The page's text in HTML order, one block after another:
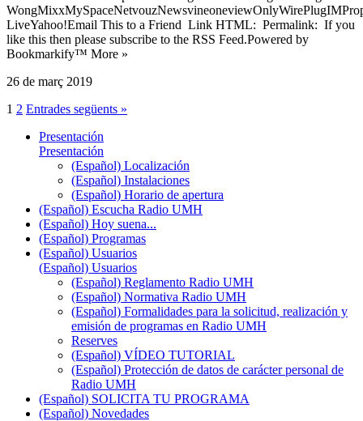
LiveYahoo!Email This to a Friend Link HTML: Permalink: If you
like this then please subscribe to the RSS Feed.Powered by
Bookmarkify™ More »
26 de març 2019
1 2 Entrades següents »
Presentación
Presentación
(Español) Localización
(Español) Instalaciones
(Español) Horario de apertura
(Español) Escucha Radio UMH
(Español) Hoy suena...
(Español) Programas
(Español) Usuarios
(Español) Usuarios
(Español) Reglamento Radio UMH
(Español) Normativa Radio UMH
(Español) Formalidades para la solicitud, realización y
emisión de programas en Radio UMH
Reserves
(Español) VÍDEO TUTORIAL
(Español) Protección de datos de carácter personal de
Radio UMH
(Español) SOLICITA TU PROGRAMA
(Español) Novedades